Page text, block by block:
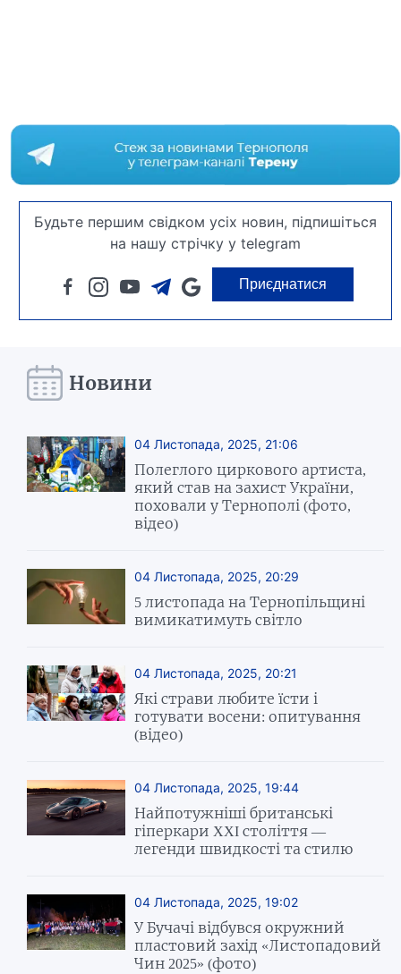
Будьте першим свідком усіх новин, підпишіться
на нашу стрічку у telegram
Приєднатися
Новини
04 Листопада, 2025, 21:06
Полеглого циркового артиста,
який став на захист України,
поховали у Тернополі (фото,
відео)
04 Листопада, 2025, 20:29
5 листопада на Тернопільщині
вимикатимуть світло
04 Листопада, 2025, 20:21
Які страви любите їсти і
готувати восени: опитування
(відео)
04 Листопада, 2025, 19:44
Найпотужніші британські
гіперкари XXI століття —
легенди швидкості та стилю
04 Листопада, 2025, 19:02
У Бучачі відбувся окружний
пластовий захід «Листопадовий
Чин 2025» (фото)